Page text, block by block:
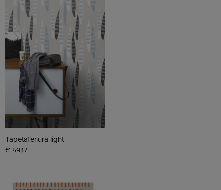
TapetaTenura light
€ 59,17